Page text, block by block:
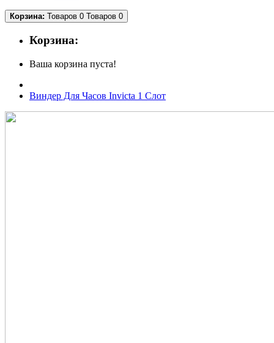
Корзина: Товаров 0 Товаров 0
Корзина:
Ваша корзина пуста!
Виндер Для Часов Invicta 1 Слот